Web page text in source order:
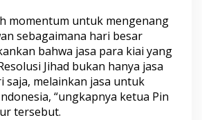
momentum untuk mengenang
sebagaimana hari besar
bahwa jasa para kiai yang
Jihad bukan hanya jasa
saja, melainkan jasa untuk
“ungkapnya ketua Pin
tersebut.